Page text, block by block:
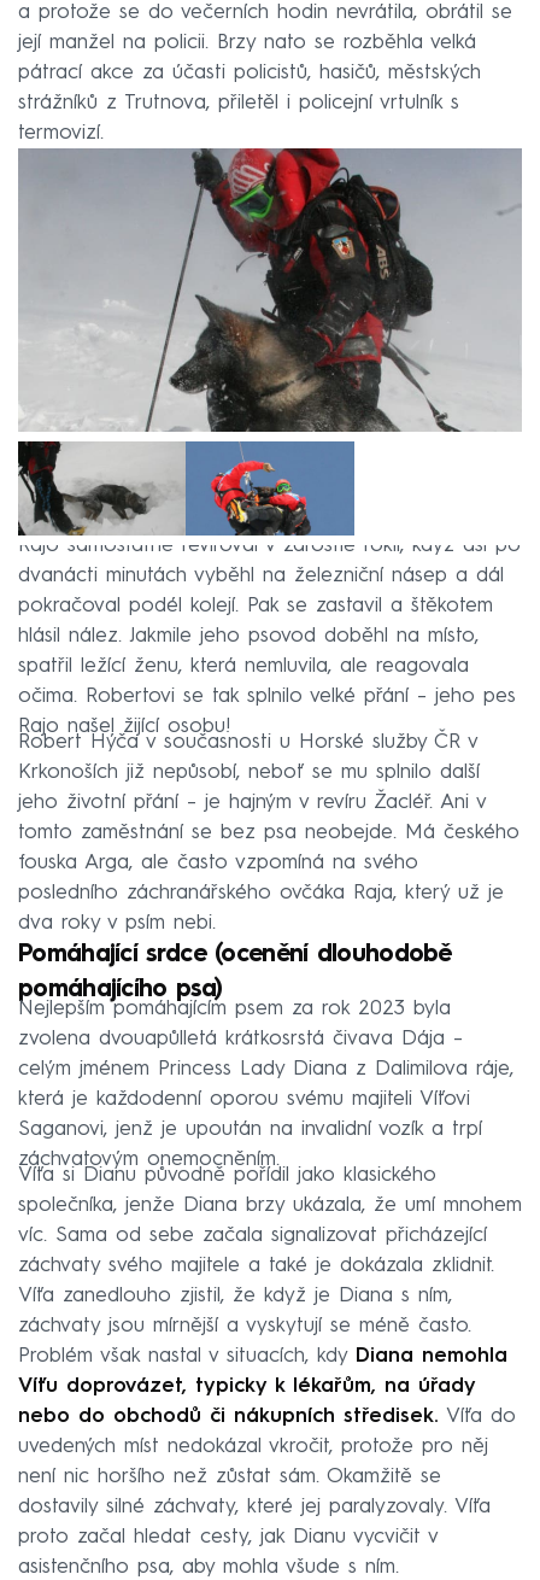
a protože se do večerních hodin nevrátila, obrátil se
její manžel na policii. Brzy nato se rozběhla velká
pátrací akce za účasti policistů, hasičů, městských
strážníků z Trutnova, přiletěl i policejní vrtulník s
termovizí.
Rajo samostatně revíroval v zarostlé rokli, když asi po
dvanácti minutách vyběhl na železniční násep a dál
pokračoval podél kolejí. Pak se zastavil a štěkotem
hlásil nález. Jakmile jeho psovod doběhl na místo,
spatřil ležící ženu, která nemluvila, ale reagovala
očima. Robertovi se tak splnilo velké přání – jeho pes
Rajo našel žijící osobu!
Robert Hýča v současnosti u Horské služby ČR v
Krkonoších již nepůsobí, neboť se mu splnilo další
jeho životní přání – je hajným v revíru Žacléř. Ani v
tomto zaměstnání se bez psa neobejde. Má českého
fouska Arga, ale často vzpomíná na svého
posledního záchranářského ovčáka Raja, který už je
dva roky v psím nebi.
Pomáhající srdce (ocenění dlouhodobě
pomáhajícího psa)
Nejlepším pomáhajícím psem za rok 2023 byla
zvolena dvouapůlletá krátkosrstá čivava Dája –
celým jménem Princess Lady Diana z Dalimilova ráje,
která je každodenní oporou svému majiteli Víťovi
Saganovi, jenž je upoután na invalidní vozík a trpí
záchvatovým onemocněním.
Víťa si Dianu původně pořídil jako klasického
společníka, jenže Diana brzy ukázala, že umí mnohem
víc. Sama od sebe začala signalizovat přicházející
záchvaty svého majitele a také je dokázala zklidnit.
Víťa zanedlouho zjistil, že když je Diana s ním,
záchvaty jsou mírnější a vyskytují se méně často.
Problém však nastal v situacích, kdy Diana nemohla
Víťu doprovázet, typicky k lékařům, na úřady
nebo do obchodů či nákupních středisek. Víťa do
uvedených míst nedokázal vkročit, protože pro něj
není nic horšího než zůstat sám. Okamžitě se
dostavily silné záchvaty, které jej paralyzovaly. Víťa
proto začal hledat cesty, jak Dianu vycvičit v
asistenčního psa, aby mohla všude s ním.